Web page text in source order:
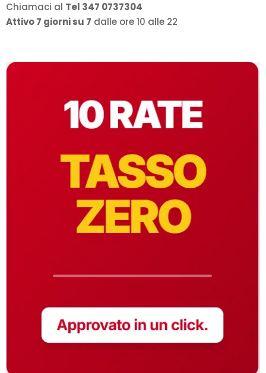
Chiamaci al Tel 347 0737304
Attivo 7 giorni su 7 dalle ore 10 alle 22